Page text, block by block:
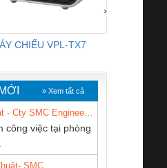
CHIẾU VPL-TX7
›
» Xem tất cả
công việc tại phòng
SMC